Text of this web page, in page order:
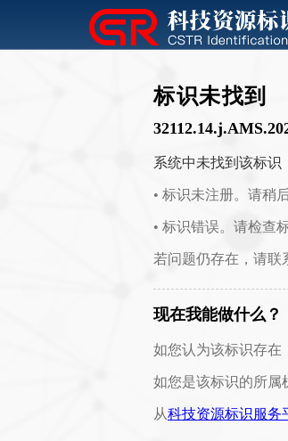
标识未找到
系统中未找到该标识
• 标识未注册。请稍
• 标识错误。请检查
若问题仍存在，请联
现在我能做什么？
如您认为该标识存在
如您是该标识的所属
从科技资源标识服务